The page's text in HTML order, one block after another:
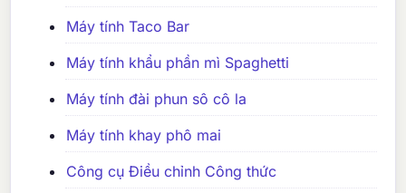
Máy tính Taco Bar
Máy tính khẩu phần mì Spaghetti
Máy tính đài phun sô cô la
Máy tính khay phô mai
Công cụ Điều chỉnh Công thức